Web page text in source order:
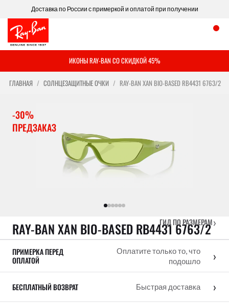
Доставка по России с примеркой и оплатой при получении
ИКОНЫ RAY-BAN СО СКИДКОЙ 45%
ГЛАВНАЯ СОЛНЦЕЗАЩИТНЫЕ ОЧКИ RAY-BAN XAN BIO-BASED RB4431 6763/2
-30%
ПРЕДЗАКАЗ
RAY-BAN XAN BIO-BASED RB4431 6763/2
ГИД ПО РАЗМЕРАМ›
ПРИМЕРКА ПЕРЕД
ОПЛАТОЙ
Оплатите только то, что
подошло
›
БЕСПЛАТНЫЙ ВОЗВРАТ Быстрая доставка ›